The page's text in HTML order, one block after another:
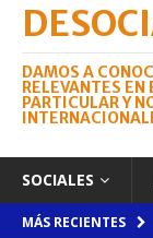
DAMOS A
RELEVANTES
PARTICULAR Y
SOCIALES
MÁS RECIENTES